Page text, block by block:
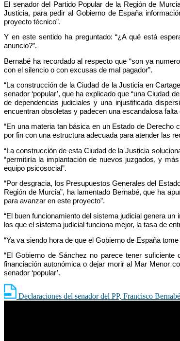
El senador del Partido Popular de la Región de
Justicia, para pedir al Gobierno de España
proyecto técnico”.
Y en este sentido ha preguntado: “¿A qué está
anuncio?”.
Bernabé ha recordado al respecto que “son ya
con el silencio o con excusas de mal pagador”.
“La construcción de la Ciudad de la Justicia en
senador ‘popular’, que ha explicado que “una
de dependencias judiciales y una injustificada
encuentran obsoletas y padecen una escandalosa
“En una materia tan básica en un Estado de
por fin con una estructura adecuada para atender las
“La construcción de esta Ciudad de la Justicia
“permitiría la implantación de nuevos juzgados, y
equipo psicosocial”.
“Por desgracia, los Presupuestos Generales del
Región de Murcia”, ha lamentado Bernabé, que ha
para avanzar en este proyecto”.
“El buen funcionamiento del sistema judicial genera
los que el sistema judicial funciona mejor, la tasa de
“Ya va siendo hora de que el Gobierno de España
“El Gobierno de Sánchez no parece tener
financiación autonómica o dejar morir al Mar Menor
senador ‘popular’.
Declaraciones del senador del PP, Francisco